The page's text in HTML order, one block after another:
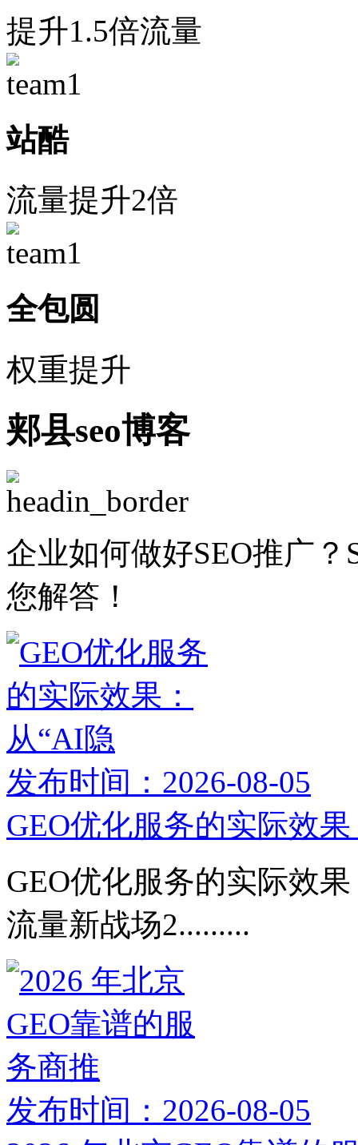
提升1.5倍流量
站酷
流量提升2倍
全包圆
权重提升
郏县seo博客
企业如何做好SEO推广
您解答！
发布时间：2026-08-05
GEO优化服务的实际效
GEO优化服务的实际效
流量新战场2.........
发布时间：2026-08-05